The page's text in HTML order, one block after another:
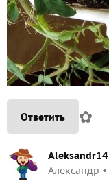
Ответить ✿
Aleksandr14
Александр